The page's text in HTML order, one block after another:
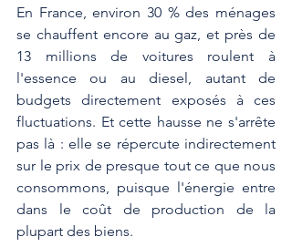
En France, environ 30 % des ménages
se chauffent encore au gaz, et près de
13 millions de voitures roulent à
l'essence ou au diesel, autant de
budgets directement exposés à ces
fluctuations. Et cette hausse ne s'arrête
pas là : elle se répercute indirectement
sur le prix de presque tout ce que nous
consommons, puisque l'énergie entre
dans le coût de production de la
plupart des biens.